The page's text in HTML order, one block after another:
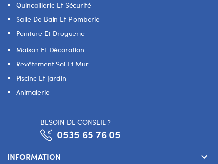
Quincaillerie Et Sécurité
Salle De Bain Et Plomberie
Peinture Et Droguerie
Maison Et Décoration
Revêtement Sol Et Mur
Piscine Et Jardin
Animalerie
BESOIN DE CONSEIL ?
0535 65 76 05
INFORMATION keyboard_arrow_down